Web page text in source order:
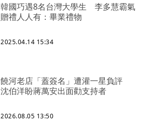
韓國巧遇8名台灣大學生 李多慧霸氣
贈禮人人有：畢業禮物
2025.04.14 15:34
饒河老店「蓋簽名」遭灌一星負評
沈伯洋盼蔣萬安出面勸支持者
2026.08.05 13:50